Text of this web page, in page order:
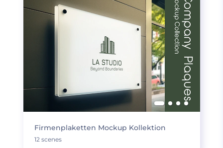
Firmenplaketten Mockup Kollektion
12 scenes